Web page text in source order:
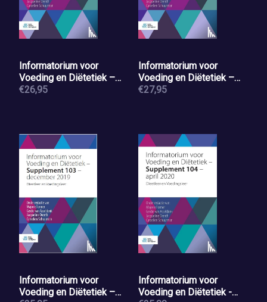
Informatorium voor
Voeding en Diëtetiek –
Supplement 101 – april
€26,95
Informatorium voor
Voeding en Diëtetiek –
Supplement 102 –
€27,95
Informatorium voor
Voeding en Diëtetiek –
Informatorium voor
Voeding en Diëtetiek -